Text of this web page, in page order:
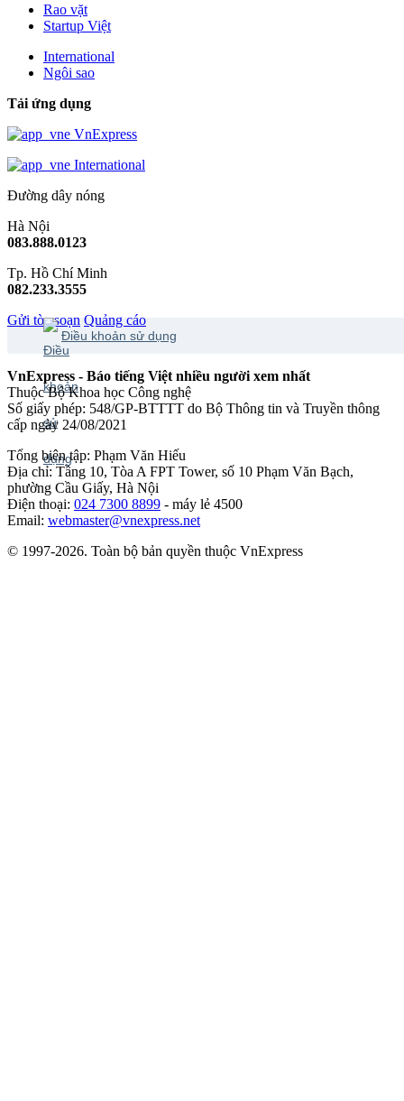
Rao vặt
Startup Việt
International
Ngôi sao
Tải ứng dụng
VnExpress
International
Đường dây nóng
Hà Nội
083.888.0123
Tp. Hồ Chí Minh
082.233.3555
Gửi tòa soạn Quảng cáo
Điều khoản sử dụng
VnExpress - Báo tiếng Việt nhiều người xem nhất
Thuộc Bộ Khoa học Công nghệ
Số giấy phép: 548/GP-BTTTT do Bộ Thông tin và Truyền thông
cấp ngày 24/08/2021
Tổng biên tập: Phạm Văn Hiếu
Địa chỉ: Tầng 10, Tòa A FPT Tower, số 10 Phạm Văn Bạch,
phường Cầu Giấy, Hà Nội
Điện thoại: 024 7300 8899 - máy lẻ 4500
Email: webmaster@vnexpress.net
© 1997-2026. Toàn bộ bản quyền thuộc VnExpress